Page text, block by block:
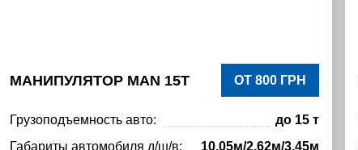
МАНИПУЛЯТОР MAN 15Т ОТ 800 ГРН
Грузоподъемность авто:
до 15 т
Габариты автомобиля д/ш/в:
10,05м/2,62м/3,45м